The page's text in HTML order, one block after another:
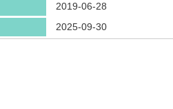
2019-06-28
2025-09-30